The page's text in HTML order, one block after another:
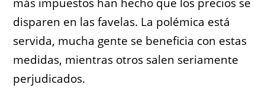
más impuestos han hecho que los precios se
disparen en las favelas. La polémica está
servida, mucha gente se beneficia con estas
medidas, mientras otros salen seriamente
perjudicados.